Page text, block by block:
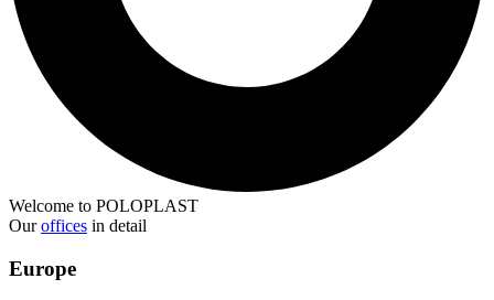
Welcome to POLOPLAST
Ouroffices in detail
Europe